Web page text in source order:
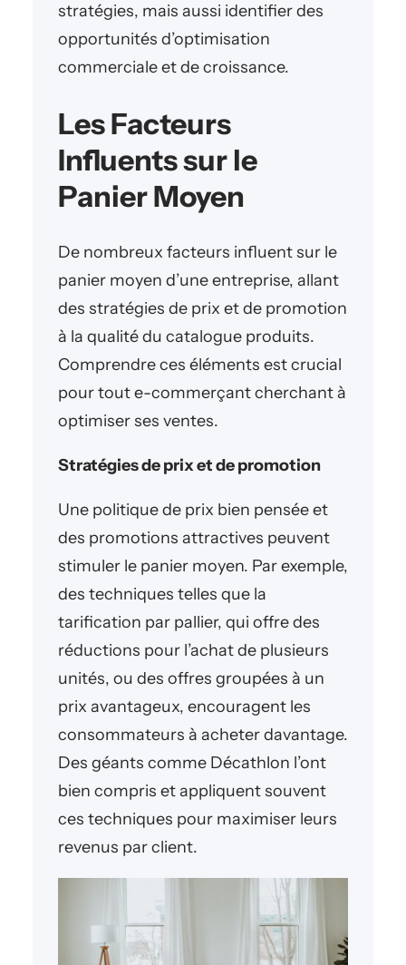
stratégies, mais aussi identifier des
opportunités d’optimisation
commerciale et de croissance.
Les Facteurs
Influents sur le
Panier Moyen
De nombreux facteurs influent sur le
panier moyen d’une entreprise, allant
des stratégies de prix et de promotion
à la qualité du catalogue produits.
Comprendre ces éléments est crucial
pour tout e-commerçant cherchant à
optimiser ses ventes.
Stratégies de prix et de promotion
Une politique de prix bien pensée et
des promotions attractives peuvent
stimuler le panier moyen. Par exemple,
des techniques telles que la
tarification par pallier, qui offre des
réductions pour l’achat de plusieurs
unités, ou des offres groupées à un
prix avantageux, encouragent les
consommateurs à acheter davantage.
Des géants comme Décathlon l’ont
bien compris et appliquent souvent
ces techniques pour maximiser leurs
revenus par client.